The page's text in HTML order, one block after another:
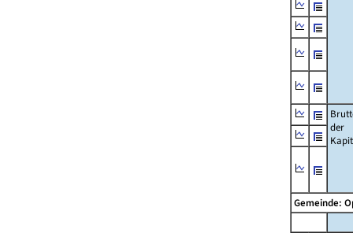
der
Gemeinde: